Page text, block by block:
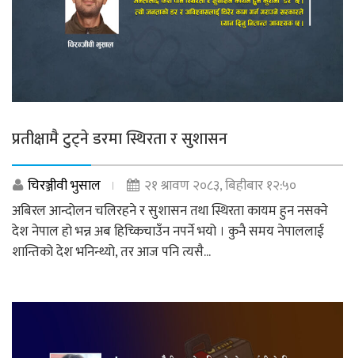
प्रतीक्षामै टुट्ने डरमा स्थिरता र सुशासन
चिरञ्जीवी भुसाल
२१ श्रावण २०८३, बिहीबार १२:५०
अबिरल आन्दोलन चलिरहने र सुशासन तथा स्थिरता कायम हुन नसक्ने
देश नेपाल हो भन्न अब हिच्किचाउँन नपर्ने भयो । कुनै समय नेपाललाई
शान्तिको देश भनिन्थ्यो, तर आज पनि त्यसै...